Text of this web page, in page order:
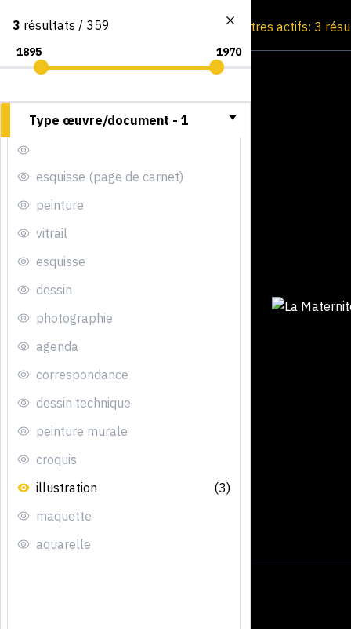
Consultation par image Filtres actifs: 3
3 résultats / 359
Type œuvre/document - 1
esquisse (page de carnet)
peinture
vitrail
esquisse
dessin
photographie
agenda
correspondance
dessin technique
peinture murale
croquis
illustration
(3)
maquette
aquarelle